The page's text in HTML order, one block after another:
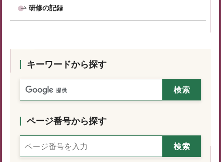
研修の記録
キーワードから探す
ページ番号から探す